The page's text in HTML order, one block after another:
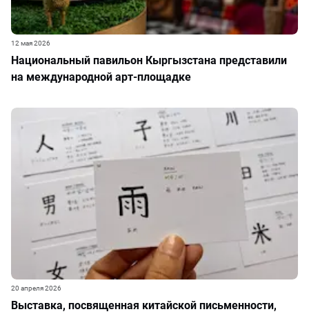
Национальный павильон Кыргызстана представили
на международной арт-площадке
12 мая 2026
Выставка, посвященная китайской письменности,
20 апреля 2026